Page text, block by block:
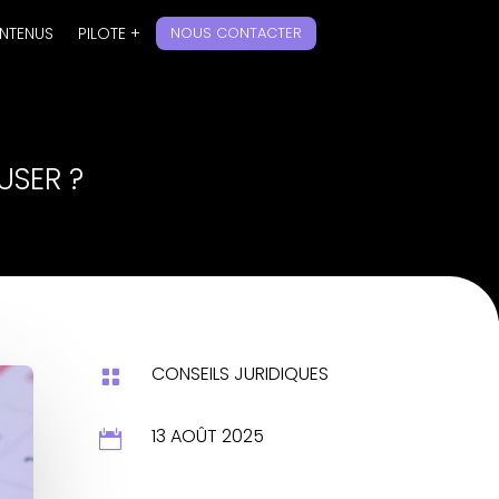
PILOTE + NOUS CONTACTER
?
 CONSEILS JURIDIQUES
 13 AOÛT 2025